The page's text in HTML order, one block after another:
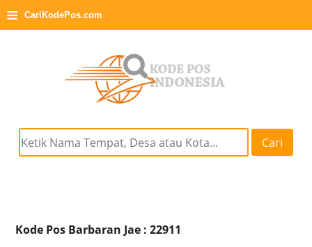
≡ CariKodePos.com
Cari
Kode Pos Barbaran Jae : 22911